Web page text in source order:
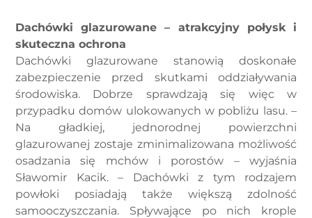
Dachówki glazurowane – atrakcyjny połysk i
skuteczna ochrona
Dachówki glazurowane stanowią doskonałe
zabezpieczenie przed skutkami oddziaływania
środowiska. Dobrze sprawdzają się więc w
przypadku domów ulokowanych w pobliżu lasu. –
Na gładkiej, jednorodnej powierzchni
glazurowanej zostaje zminimalizowana możliwość
osadzania się mchów i porostów – wyjaśnia
Sławomir Kacik. – Dachówki z tym rodzajem
powłoki posiadają także większą zdolność
samooczyszczania. Spływające po nich krople